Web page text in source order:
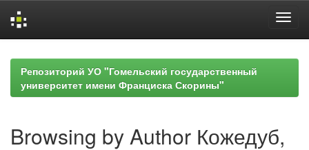
navigationРепозиторий УО "Гомельский государственный
университет имени Франциска Скорины"
Browsing by Author Кожедуб,